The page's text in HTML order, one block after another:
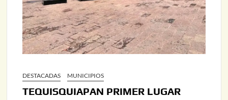
DESTACADAS MUNICIPIOS
TEQUISQUIAPAN PRIMER LUGAR